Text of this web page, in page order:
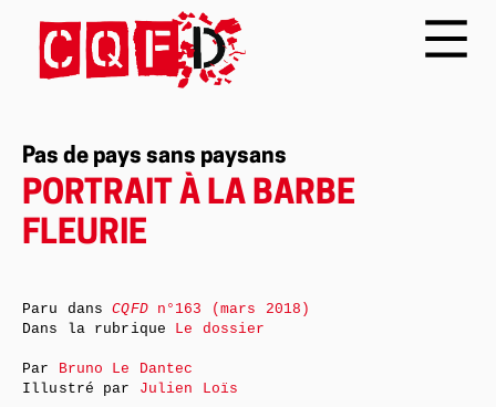
Pas de pays sans paysans
PORTRAIT À LA BARBE
FLEURIE
Paru dansCQFDn°163 (mars 2018)
Dans la rubrique Le dossier
Par Bruno Le Dantec
Illustré par Julien Loïs